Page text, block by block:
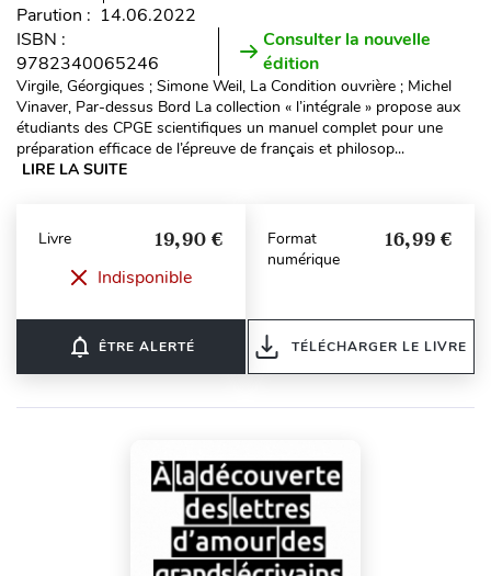
Parution : 14.06.2022
ISBN :
9782340065246
Consulter la nouvelle
édition
Virgile, Géorgiques ; Simone Weil, La Condition ouvrière ; Michel
Vinaver, Par-dessus Bord La collection « l’intégrale » propose aux
étudiants des CPGE scientifiques un manuel complet pour une
préparation efficace de l’épreuve de français et philosop...
LIRE LA SUITE
Livre 19,90 €
Indisponible
notifications_none ÊTRE ALERTÉ
Format
numérique
16,99 €
TÉLÉCHARGER LE LIVRE